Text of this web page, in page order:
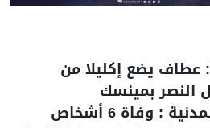
عطاف يضع إكليلا من
النصر بمينسك
الحماية المدنية : وفاة 6 أشخاص